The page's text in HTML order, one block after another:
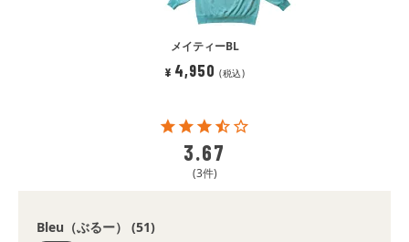
メイティーBL
¥ 4,950 税込
3.67
3
Bleu（ぶるー） 51